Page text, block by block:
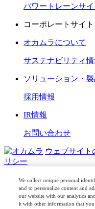
パワートレーンサイ
コーポレートサイト
オカムラについて
サステナビリティ情
ソリューション・
採用情報
IR情報
お問い合わせ
ウェブサイト
リシー
COPYRIGHT ©
RESERVED.
日本公式
We collect unique personal
and to personalize content and
our website with our analytics
it with other information that